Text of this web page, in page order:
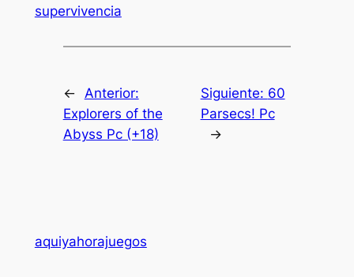
supervivencia
←
Anterior:
Explorers of the
Abyss Pc (+18)
Siguiente: 60
Parsecs! Pc
→
aquiyahorajuegos